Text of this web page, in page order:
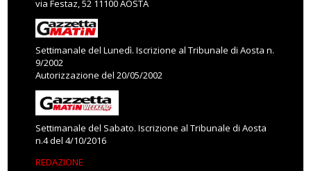
via Festaz, 52 11100 AOSTA
Settimanale del Lunedì. Iscrizione al Tribunale di Aosta n.
9/2002
Autorizzazione del 20/05/2002
Settimanale del Sabato. Iscrizione al Tribunale di Aosta
n.4 del 4/10/2016
REDAZIONE